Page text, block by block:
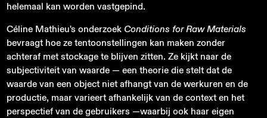
helemaal kan worden vastgepind.
Céline Mathieu's onderzoek Conditions for Raw Materials
bevraagt hoe ze tentoonstellingen kan maken zonder
achteraf met stockage te blijven zitten. Ze kijkt naar de
subjectiviteit van waarde — een theorie die stelt dat de
waarde van een object niet afhangt van de werkuren en de
productie, maar varieert afhankelijk van de context en het
perspectief van de gebruikers —waarbij ook haar eigen